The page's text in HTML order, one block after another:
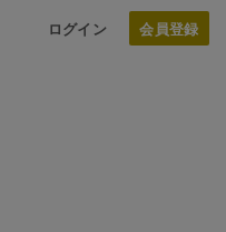
ログイン